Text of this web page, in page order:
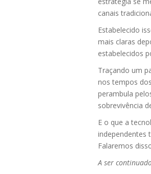
canais
Estabelecido
mais claras
estabelecidos
Traçando um
nos tempos
perambula
sobrevivência
E o que a
independentes
Falaremos
A ser